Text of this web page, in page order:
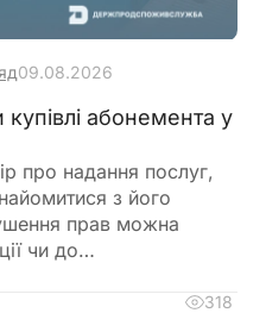
09.08.2026
абонемента у
про надання послуг,
з його
прав можна
чи до
318